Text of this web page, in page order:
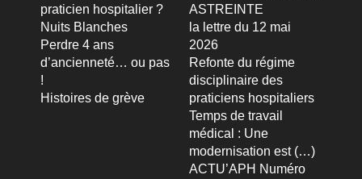
praticien hospitalier ?
Nuits Blanches
Perdre 4 ans
d’ancienneté… ou pas
!
Histoires de grève
ASTREINTE
la lettre du 12 mai
2026
Refonte du régime
disciplinaire des
praticiens hospitaliers
Temps de travail
médical : Une
modernisation est (…)
ACTU’APH Numéro